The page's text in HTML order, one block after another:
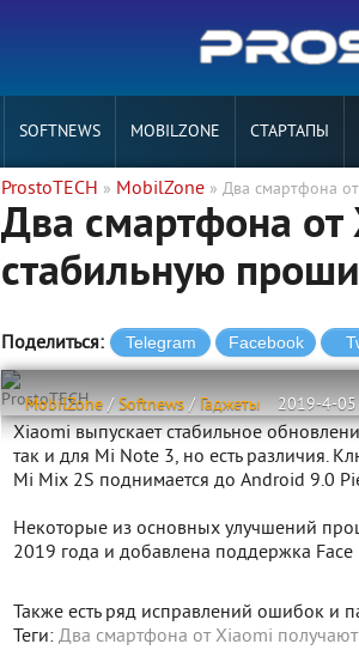
SOFTNEWS MOBILZONE СТАРТАПЫ
ProstoTECH » MobilZone » Два смартфона
Два смартфона
стабильную
Поделиться:
MobilZone /Softnews / Гаджеты 2019-4-05
ProstoTECH
Xiaomi выпускает стабильное
так и для Mi Note 3, но есть различия.
Mi Mix 2S поднимается до Android 9.0
Некоторые из основных улучшений
2019 года и добавлена поддержка Face
Также есть ряд исправлений ошибок и
Теги: Два смартфона от Xiaomi